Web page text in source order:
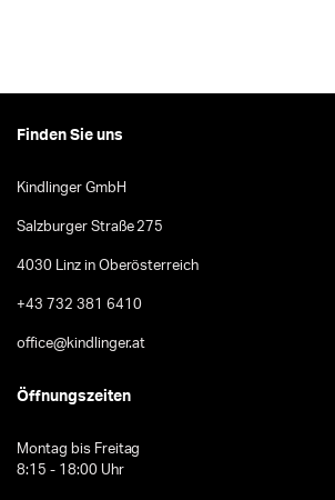
Finden Sie uns
Kindlinger GmbH
Salzburger Straße 275
4030 Linz in Oberösterreich
+43 732 381 6410
office@kindlinger.at
Öffnungszeiten
Montag bis Freitag
8:15 - 18:00 Uhr